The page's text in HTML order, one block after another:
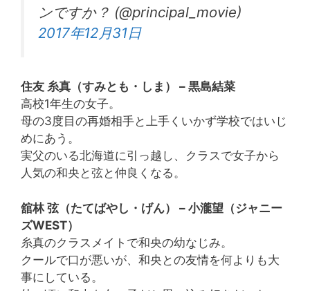
ンですか？ (@principal_movie)
2017年12月31日
住友 糸真（すみとも・しま） – 黒島結菜
高校1年生の女子。
母の3度目の再婚相手と上手くいかず学校ではいじ
めにあう。
実父のいる北海道に引っ越し、クラスで女子から
人気の和央と弦と仲良くなる。
舘林 弦（たてばやし・げん） – 小瀧望（ジャニー
ズWEST）
糸真のクラスメイトで和央の幼なじみ。
クールで口が悪いが、和央との友情を何よりも大
事にしている。